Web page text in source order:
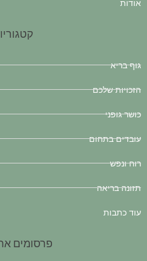
אודות
גוף בריא
הזכויות שלכם
כושר גופני
עובדים בתחום
רוח ונפש
תזונה בריאה
עוד כתבות
פרסומים